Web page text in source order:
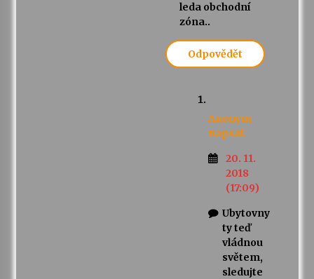
leda obchodní
zóna..
Odpovědět
Anonym
napsal:
20. 11.
2018
(17:09)
Ubytovny
ty teď
vládnou
světem,
sledujte